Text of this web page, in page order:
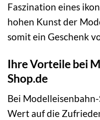
Faszination eines
hohen Kunst der
somit ein Geschenk
Ihre Vorteile bei
Shop.de
Bei
Wert auf die